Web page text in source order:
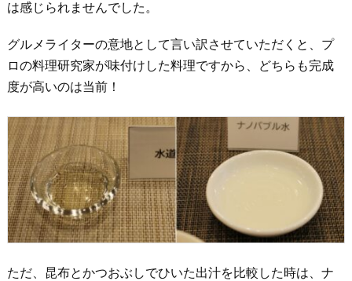
は感じられませんでした。
グルメライターの意地として言い訳させていただくと、プ
ロの料理研究家が味付けした料理ですから、どちらも完成
度が高いのは当前！
ただ、昆布とかつおぶしでひいた出汁を比較した時は、ナ